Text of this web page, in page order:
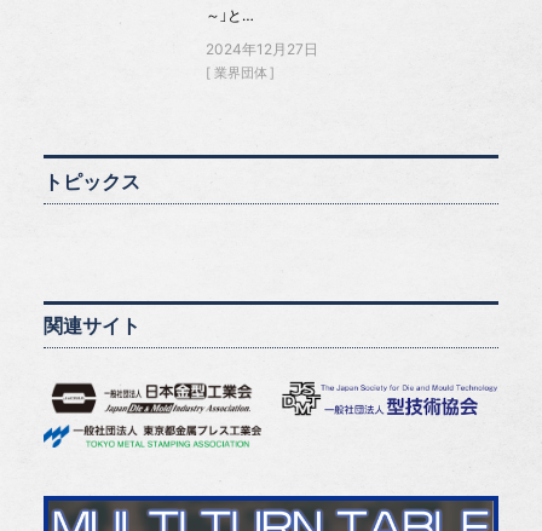
～」と…
2024年12月27日
業界団体
トピックス
関連サイト